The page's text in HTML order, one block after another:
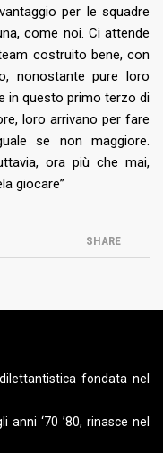
per le squadre
come noi. Ci attende
costruito bene, con
nonostante pure loro
in questo primo terzo di
loro arrivano per fare
se non maggiore.
ora più che mai,
giocare”
SHARE
fondata nel
‘70 ’80, rinasce nel